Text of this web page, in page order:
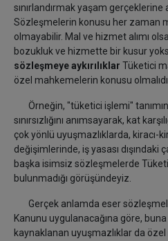
sınırlandırmak yaşam gerçeklerine
Sözleşmelerin konusu her zaman
olmayabilir. Mal ve hizmet alımı
bozukluk ve hizmette bir kusur
sözleşmeye aykırılıklar Tüketici
özel mahkemelerin konusu
Örneğin, "tüketici işlemi"
sınırsızlığını anımsayarak, kat
çok yönlü uyuşmazlıklarda, kiracı-
değişimlerinde, iş yasası dışındaki
başka isimsiz sözleşmelerde
bulunmadığı görüşündeyiz.
Gerçek anlamda eser
Kanunu uygulanacağına göre,
kaynaklanan uyuşmazlıklar da